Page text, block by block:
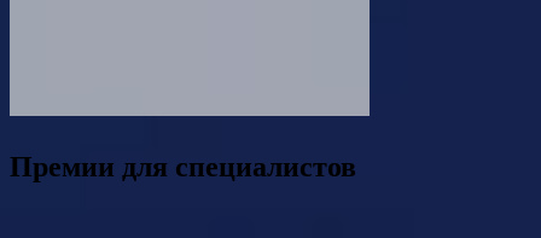
Премии для специалистов